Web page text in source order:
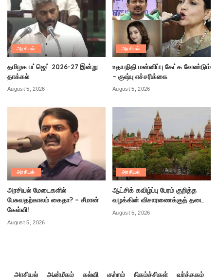
அரசியல்
தமிழக பட்ஜெட் 2026-27 இன்று
தாக்கல்
August 5, 2026
அரசியல்
உதயநிதி மன்னிப்பு கேட்க வேண்டும்
– குஷ்பு எச்சரிக்கை
August 5, 2026
அரசியல்
அரசியல் மேடைகளில்
பேசுவதற்காலம் கைதா? – சீமான்
கேள்வி!
August 5, 2026
அரசியல்
ஆட்சிக் கவிழ்ப்பு பேரம் குறித்த
வழக்கின் விசாரணைக்குத் தடை
August 5, 2026
அரசியல் ஆன்மீகம் கல்வி குற்றம் நிகழ்ச்சிகள் வர்த்தகம்